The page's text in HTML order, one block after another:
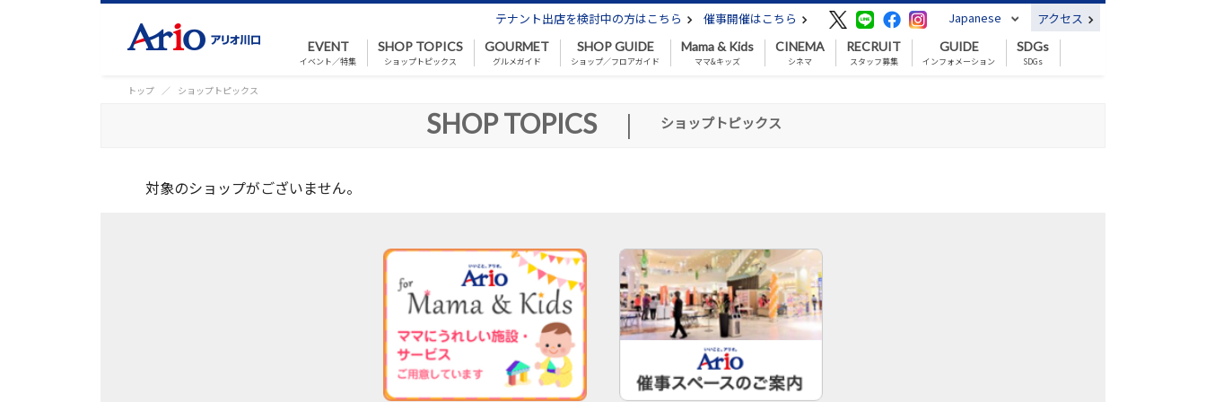
テナント出店を検討中の方はこちら 催事開催はこちら Japanese アクセス
EVENT
イベント／特集
SHOP TOPICS
ショップトピックス
GOURMET
グルメガイド
SHOP GUIDE
ショップ／フロアガイド
Mama & Kids
ママ&キッズ
CINEMA
シネマ
RECRUIT
スタッフ募集
GUIDE
インフォメーション
SDGs
SDGs
トップ ショップトピックス
SHOP TOPICS | ショップトピックス
対象のショップがございません。